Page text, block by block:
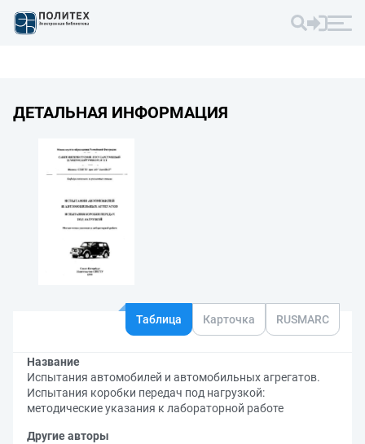
ДЕТАЛЬНАЯ ИНФОРМАЦИЯ
Таблица Карточка RUSMARC
Название
Испытания автомобилей и автомобильных агрегатов.
Испытания коробки передач под нагрузкой:
методические указания к лабораторной работе
Другие авторы